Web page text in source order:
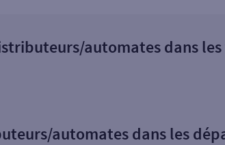
automates dans
automates dans les